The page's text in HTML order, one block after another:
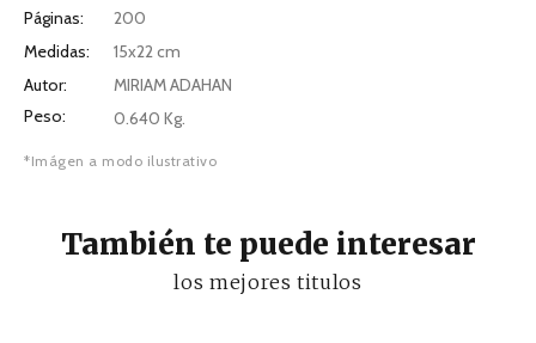
Páginas:
200
Medidas:
15x22 cm
Autor:
MIRIAM ADAHAN
Peso:
0.640 Kg.
*Imágen a modo ilustrativo
También te puede interesar
los mejores titulos